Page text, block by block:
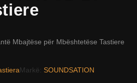
Mbajtëse për Mbështetëse Tastiere
Markë: SOUNDSATION